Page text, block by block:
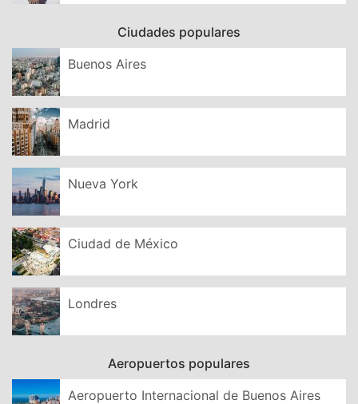
Ciudades populares
Buenos Aires
Madrid
Nueva York
Ciudad de México
Londres
Aeropuertos populares
Aeropuerto Internacional de Buenos Aires